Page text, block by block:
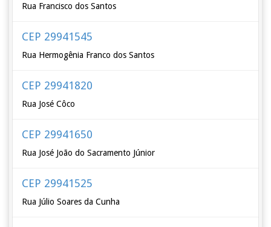
Rua Francisco dos Santos
CEP 29941545
Rua Hermogênia Franco dos Santos
CEP 29941820
Rua José Côco
CEP 29941650
Rua José João do Sacramento Júnior
CEP 29941525
Rua Júlio Soares da Cunha